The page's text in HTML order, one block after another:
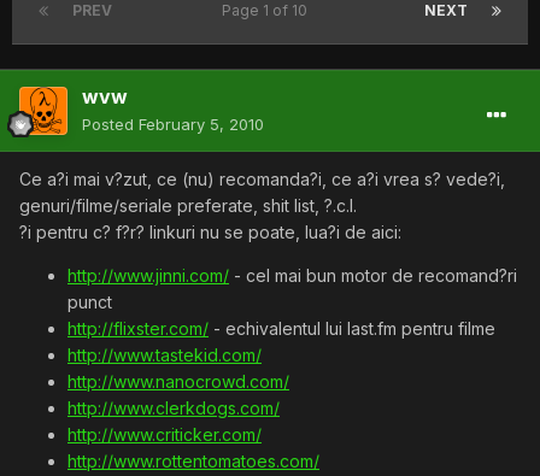
PREV NEXT
Page 1 of 10
wvw
Posted February 5, 2010
Ce a?i mai v?zut, ce (nu) recomanda?i, ce a?i vrea s? vede?i,
genuri/filme/seriale preferate, shit list, ?.c.l.
?i pentru c? f?r? linkuri nu se poate, lua?i de aici:
http://www.jinni.com/ - cel mai bun motor de recomand?ri
punct
http://flixster.com/ - echivalentul lui last.fm pentru filme
http://www.tastekid.com/
http://www.nanocrowd.com/
http://www.clerkdogs.com/
http://www.criticker.com/
http://www.rottentomatoes.com/